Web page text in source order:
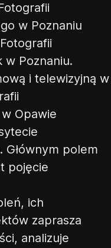
w Poznaniu
Fotografii
Poznaniu.
i telewizyjną w
Opawie
Głównym polem
pojęcie
ń, ich
ów zaprasza
ści, analizuje